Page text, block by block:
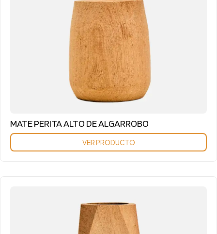
MATE PERITA ALTO DE ALGARROBO
VER PRODUCTO